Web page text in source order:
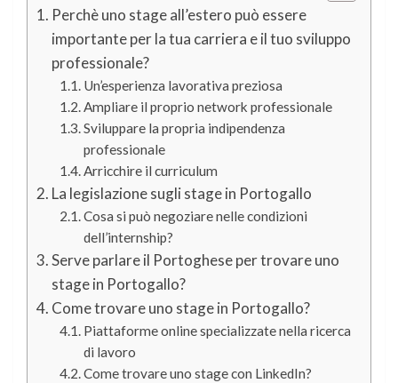
Perchè uno stage all’estero può essere
importante per la tua carriera e il tuo sviluppo
professionale?
Un’esperienza lavorativa preziosa
Ampliare il proprio network professionale
Sviluppare la propria indipendenza
professionale
Arricchire il curriculum
La legislazione sugli stage in Portogallo
Cosa si può negoziare nelle condizioni
dell’internship?
Serve parlare il Portoghese per trovare uno
stage in Portogallo?
Come trovare uno stage in Portogallo?
Piattaforme online specializzate nella ricerca
di lavoro
Come trovare uno stage con LinkedIn?